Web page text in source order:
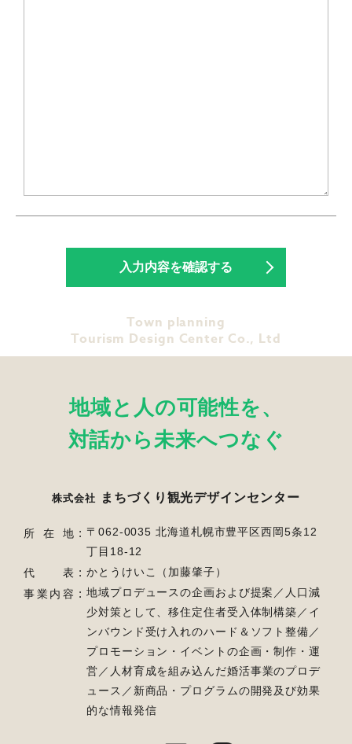
Town planning
Tourism Design Center Co., Ltd
地域と人の可能性を、
対話から未来へつなぐ
株式会社 まちづくり観光デザインセンター
所在地
〒062-0035 北海道札幌市豊平区西岡5条12
丁目18-12
代表
かとうけいこ（加藤肇子）
事業内容
地域プロデュースの企画および提案／人口減
少対策として、移住定住者受入体制構築／ イ
ンバウンド受け入れのハード＆ソフト整備／
プロモーション・イベントの企画・制作・運
営／ 人材育成を組み込んだ婚活事業のプロデ
ュース／新商品・プログラムの開発及び効果
的な情報発信